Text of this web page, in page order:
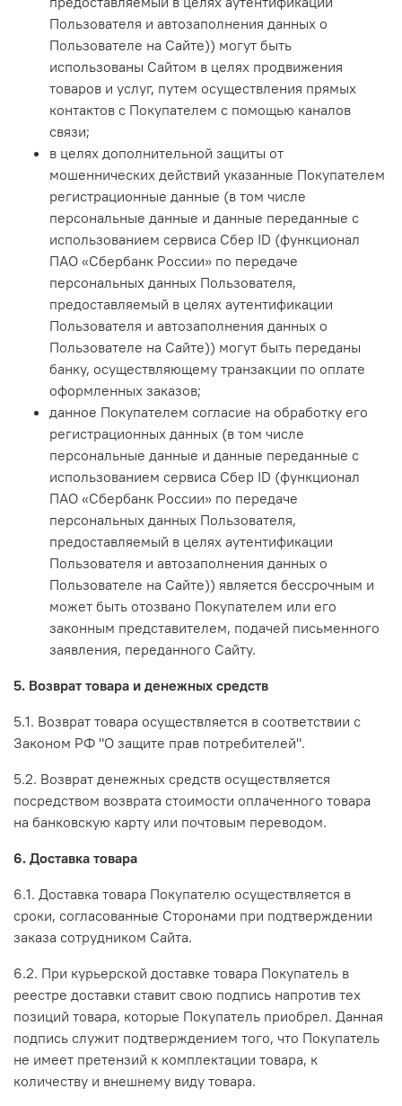
Пользователя и автозаполнения данных о
Пользователе на Сайте)) могут быть
использованы Сайтом в целях продвижения
товаров и услуг, путем осуществления прямых
контактов с Покупателем с помощью каналов
связи;
в целях дополнительной защиты от
мошеннических действий указанные Покупателем
регистрационные данные (в том числе
персональные данные и данные переданные с
использованием сервиса Сбер ID (функционал
ПАО «Сбербанк России» по передаче
персональных данных Пользователя,
предоставляемый в целях аутентификации
Пользователя и автозаполнения данных о
Пользователе на Сайте)) могут быть переданы
банку, осуществляющему транзакции по оплате
оформленных заказов;
данное Покупателем согласие на обработку его
регистрационных данных (в том числе
персональные данные и данные переданные с
использованием сервиса Сбер ID (функционал
ПАО «Сбербанк России» по передаче
персональных данных Пользователя,
предоставляемый в целях аутентификации
Пользователя и автозаполнения данных о
Пользователе на Сайте)) является бессрочным и
может быть отозвано Покупателем или его
законным представителем, подачей письменного
заявления, переданного Сайту.
5. Возврат товара и денежных средств
5.1. Возврат товара осуществляется в соответствии с
Законом РФ "О защите прав потребителей".
5.2. Возврат денежных средств осуществляется
посредством возврата стоимости оплаченного товара
на банковскую карту или почтовым переводом.
6. Доставка товара
6.1. Доставка товара Покупателю осуществляется в
сроки, согласованные Сторонами при подтверждении
заказа сотрудником Сайта.
6.2. При курьерской доставке товара Покупатель в
реестре доставки ставит свою подпись напротив тех
позиций товара, которые Покупатель приобрел. Данная
подпись служит подтверждением того, что Покупатель
не имеет претензий к комплектации товара, к
количеству и внешнему виду товара.